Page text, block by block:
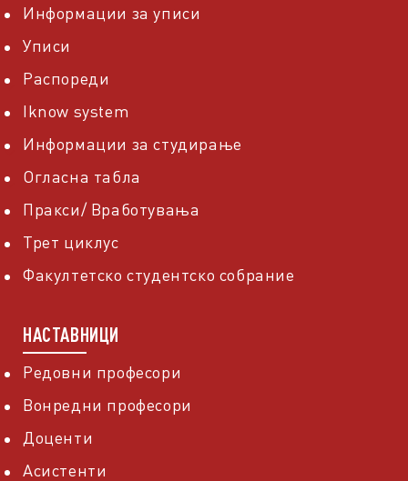
Информации за уписи
Уписи
Распореди
Iknow system
Информации за студирање
Огласна табла
Пракси/ Вработувања
Трет циклус
Факултетско студентско собрание
НАСТАВНИЦИ
Редовни професори
Вонредни професори
Доценти
Асистенти